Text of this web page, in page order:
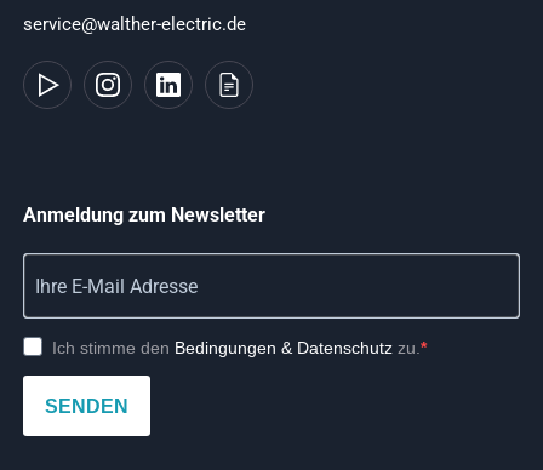
service@walther-electric.de
Anmeldung zum Newsletter
Ich stimme den Bedingungen & Datenschutz zu.
SENDEN